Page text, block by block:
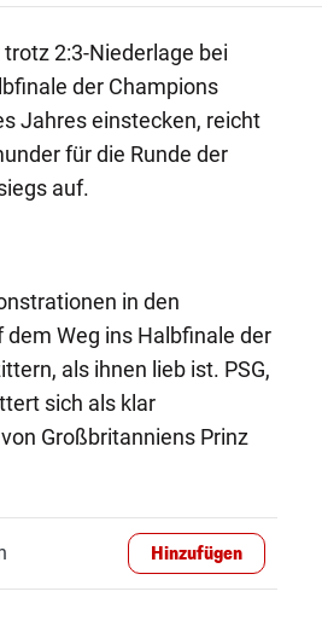
2:3-Niederlage bei
der Champions
Jahres einstecken, reicht
für die Runde der
auf.
in den
Weg ins Halbfinale der
als ihnen lieb ist. PSG,
sich als klar
Großbritanniens Prinz
Hinzufügen